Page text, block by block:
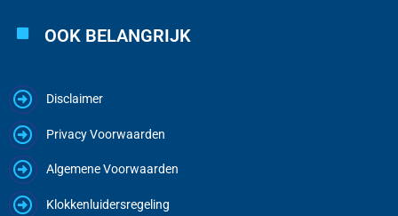
OOK BELANGRIJK
Disclaimer
Privacy Voorwaarden
Algemene Voorwaarden
Klokkenluidersregeling